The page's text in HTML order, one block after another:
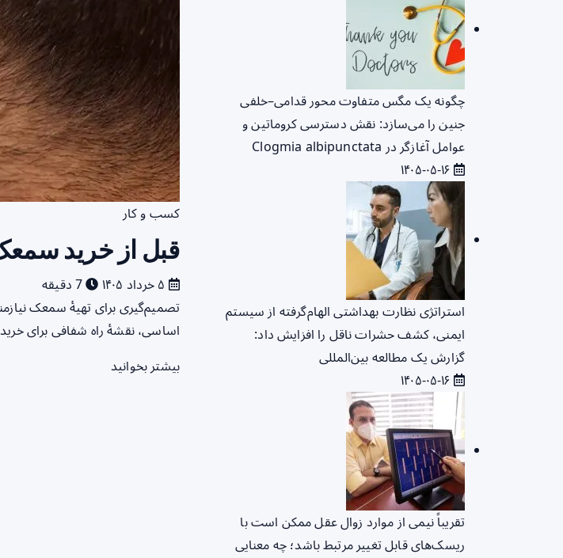
کسب و کار
قبل از خرید سمعک این ۷ نکته
7 دقیقه
اساسی، نقشهٔ راه شفافی برای
بیشتر بخوانید
چگونه یک مگس متفاوت محور قدامی–خلفی
جنین را می‌سازد: نقش دسترسی کروماتین و
عوامل آغازگر در Clogmia albipunctata
استراتژی نظارت بهداشتی الهام‌گرفته از سیستم
ایمنی، کشف حشرات ناقل را افزایش داد:
گزارش یک مطالعه بین‌المللی
تقریباً نیمی از موارد زوال عقل ممکن است با
ریسک‌های قابل تغییر مرتبط باشد؛ چه معنایی